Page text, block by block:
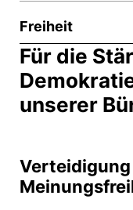
Freiheit
Für die
unserer